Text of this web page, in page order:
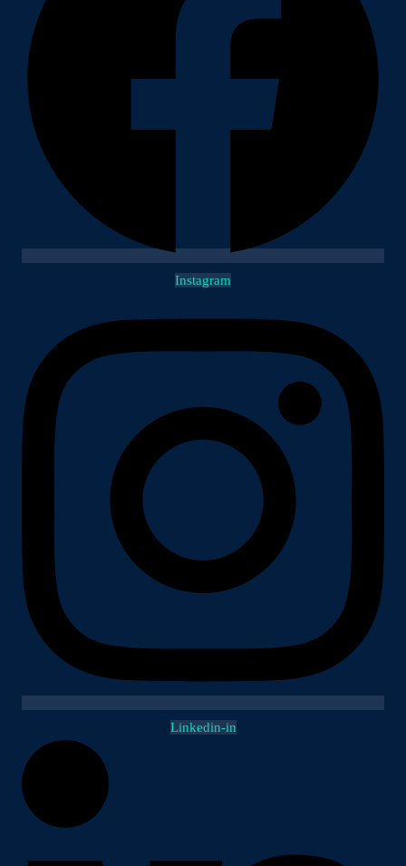
Instagram
Linkedin-in